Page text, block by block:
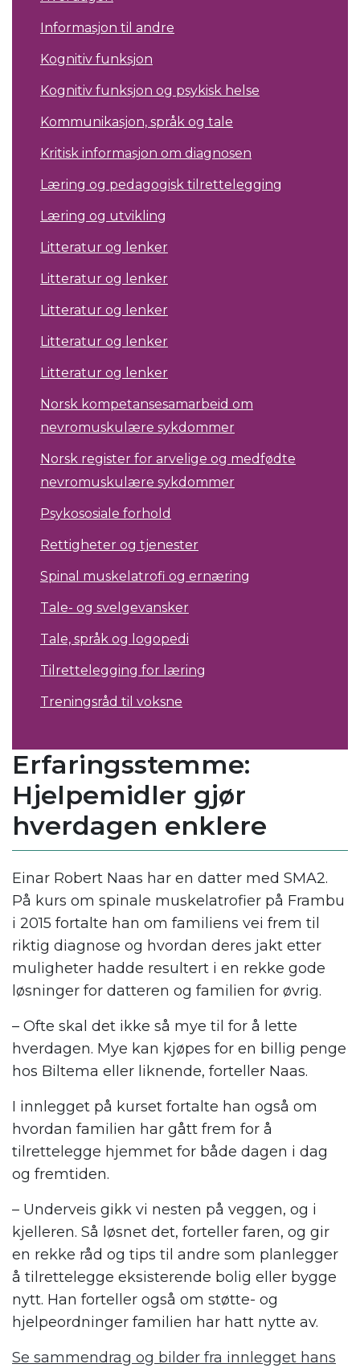
Informasjon til andre
Kognitiv funksjon
Kognitiv funksjon og psykisk helse
Kommunikasjon, språk og tale
Kritisk informasjon om diagnosen
Læring og pedagogisk tilrettelegging
Læring og utvikling
Litteratur og lenker
Litteratur og lenker
Litteratur og lenker
Litteratur og lenker
Litteratur og lenker
Norsk kompetansesamarbeid om
nevromuskulære sykdommer
Norsk register for arvelige og medfødte
nevromuskulære sykdommer
Psykososiale forhold
Rettigheter og tjenester
Spinal muskelatrofi og ernæring
Tale- og svelgevansker
Tale, språk og logopedi
Tilrettelegging for læring
Treningsråd til voksne
Erfaringsstemme:
Hjelpemidler gjør
hverdagen enklere
Einar Robert Naas har en datter med SMA2.
På kurs om spinale muskelatrofier på Frambu
i 2015 fortalte han om familiens vei frem til
riktig diagnose og hvordan deres jakt etter
muligheter hadde resultert i en rekke gode
løsninger for datteren og familien for øvrig.
– Ofte skal det ikke så mye til for å lette
hverdagen. Mye kan kjøpes for en billig penge
hos Biltema eller liknende, forteller Naas.
I innlegget på kurset fortalte han også om
hvordan familien har gått frem for å
tilrettelegge hjemmet for både dagen i dag
og fremtiden.
– Underveis gikk vi nesten på veggen, og i
kjelleren. Så løsnet det, forteller faren, og gir
en rekke råd og tips til andre som planlegger
å tilrettelegge eksisterende bolig eller bygge
nytt. Han forteller også om støtte- og
hjelpeordninger familien har hatt nytte av.
Se sammendrag og bilder fra innlegget hans